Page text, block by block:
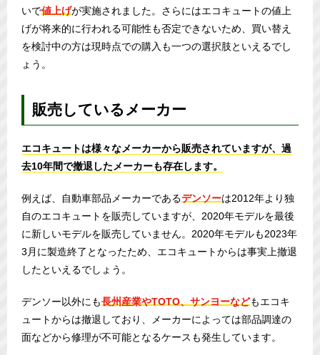
いで値上げが実施されました。さらにはエコキュートの値上
げが将来的に行われる可能性も否定できないため、買い替え
を検討中の方は現時点での購入も一つの選択肢といえるでし
ょう。
販売しているメーカー
エコキュートは様々なメーカーから販売されていますが、過
去10年間で撤退したメーカーも存在します。
例えば、自動車部品メーカーであるデンソーは2012年より独
自のエコキュートを販売していますが、2020年モデルを最後
に新しいモデルを販売していません。2020年モデルも2023年
3月に製造終了となったため、エコキュートからは事実上撤退
したといえるでしょう。
デンソー以外にも長州産業やTOTO、サンヨーなどもエコキ
ュートからは撤退しており、メーカーによっては部品調達の
面などから修理が不可能となるケースも発生しています。